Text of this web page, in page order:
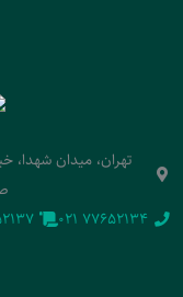
تهران، میدان شهدا،
‭021 77652134‬